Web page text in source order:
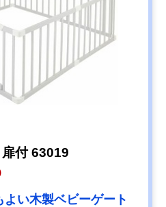
付 63019
い木製ベビーゲート